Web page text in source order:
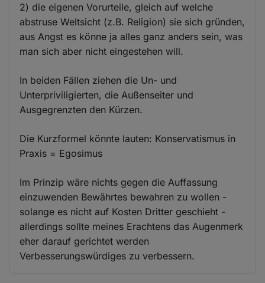
2) die eigenen Vorurteile, gleich auf welche
abstruse Weltsicht (z.B. Religion) sie sich gründen,
aus Angst es könne ja alles ganz anders sein, was
man sich aber nicht eingestehen will.
In beiden Fällen ziehen die Un- und
Unterpriviligierten, die Außenseiter und
Ausgegrenzten den Kürzen.
Die Kurzformel könnte lauten: Konservatismus in
Praxis = Egosimus
Im Prinzip wäre nichts gegen die Auffassung
einzuwenden Bewährtes bewahren zu wollen -
solange es nicht auf Kosten Dritter geschieht -
allerdings sollte meines Erachtens das Augenmerk
eher darauf gerichtet werden
Verbesserungswürdiges zu verbessern.